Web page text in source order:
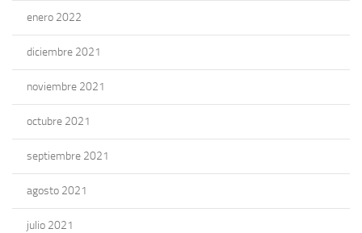
enero 2022
diciembre 2021
noviembre 2021
octubre 2021
septiembre 2021
agosto 2021
julio 2021